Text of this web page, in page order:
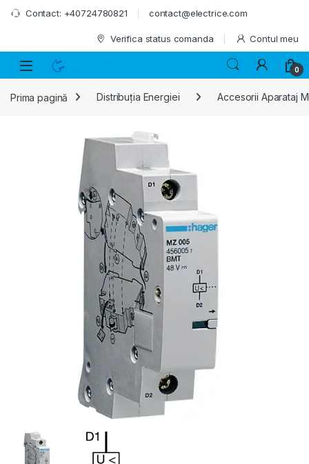
Skip to navigation
Skip to content
Contact: +40724780821 contact@electrice.com
Verifica status comanda Contul meu
0
Prima pagină Distribuția Energiei Accesorii Aparataj